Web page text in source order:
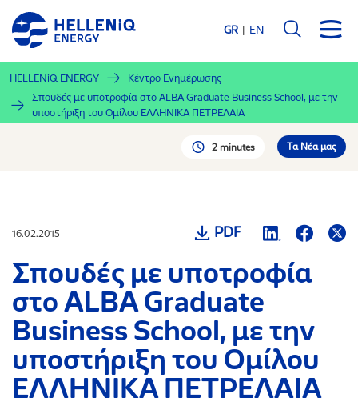
Παράκαμψη
προς
κυρίως
περιεχόμενο
GR EN
HELLENiQ ENERGY
Κέντρο Ενημέρωσης
Σπουδές με υποτροφία στο ALBA Graduate Business School, με την
υποστήριξη του Ομίλου ΕΛΛΗΝΙΚΑ ΠΕΤΡΕΛΑΙΑ
2 minutes Tα Νέα μας
16.02.2015 PDF
Σπουδές με υποτροφία
στο ALBA Graduate
Business School, με την
υποστήριξη του Ομίλου
ΕΛΛΗΝΙΚΑ ΠΕΤΡΕΛΑΙΑ